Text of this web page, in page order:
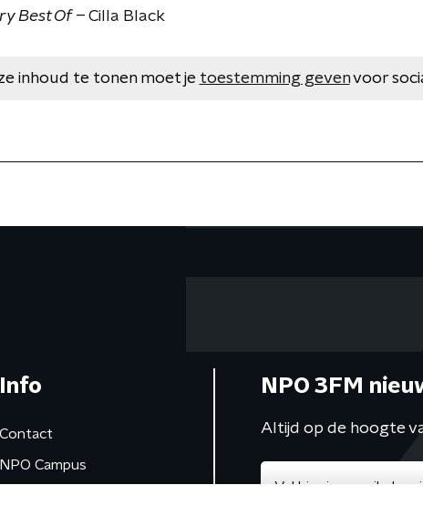
Best Of– Cilla Black
inhoud te tonen moet je toestemming gevenvoor
Info
Contact
NPO Campus
NPO 3FM
Altijd op de hoogte